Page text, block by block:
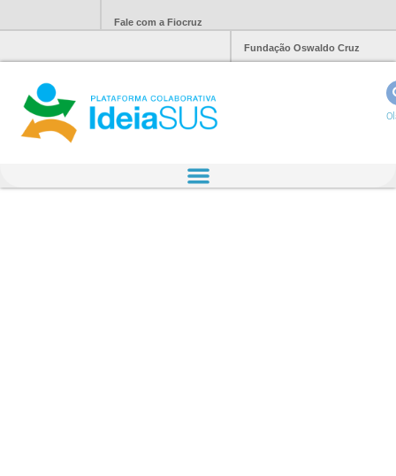
Fale com a Fiocruz
Fundação Oswaldo Cruz